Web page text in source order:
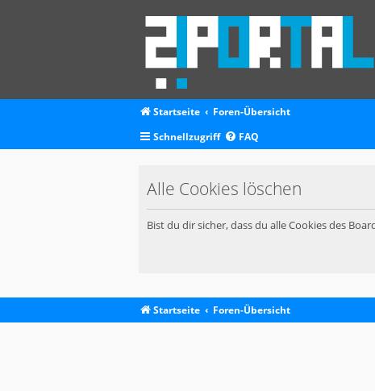
Startseite
Foren-Übersicht
Schnellzugriff
FAQ
Alle Cookies löschen
Bist du dir sicher, dass du alle Cookies des
Startseite Foren-Übersicht